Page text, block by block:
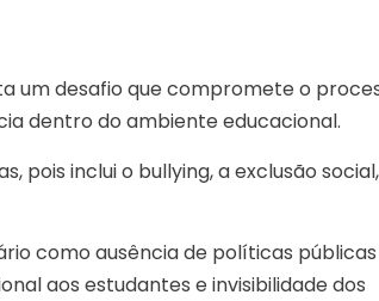
um desafio que compromete o
dentro do ambiente educacional.
pois inclui o bullying, a exclusão
como ausência de políticas
aos estudantes e invisibilidade dos